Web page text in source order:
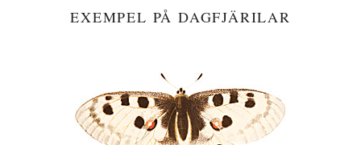
EXEMPEL PÅ DAGFJÄRILAR